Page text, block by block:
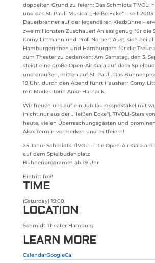
doppelten Grund zu feiern: Das Schmidts TIVOLI
und das St. Pauli Musical „Heiße Ecke“ – seit
Dauerbrenner auf der legendären Kiezbühne –
zweimillionsten Zuschauer! Anlass genug für die
Corny Littmann und Prof. Norbert Aust, sich bei
Hamburgerinnen und Hamburgern für die Treue
zum Theater zu bedanken: Am Samstag, den 3.
steigt eine große Open-Air-Gala auf dem
und draußen, mitten auf St. Pauli. Das
19 Uhr, durch den Abend führt Hausherr Corny
mit Moderatorin Anke Harnack.
Wir freuen uns auf ein Jubiläumsspektakel mit
(nicht nur aus der „Heißen Ecke“), TIVOLI-Stars
heute, vielen Überraschungsgästen und
Also: Termin vormerken und mitfeiern!
25 Jahre Schmidts TIVOLI – Die Open-Air-Gala am
auf dem Spielbudenplatz
Bühnenprogramm ab 19 Uhr
Eintritt frei!
TIME
(Saturday) 19:00
LOCATION
Schmidt Theater Hamburg
LEARN MORE
CalendarGoogleCal